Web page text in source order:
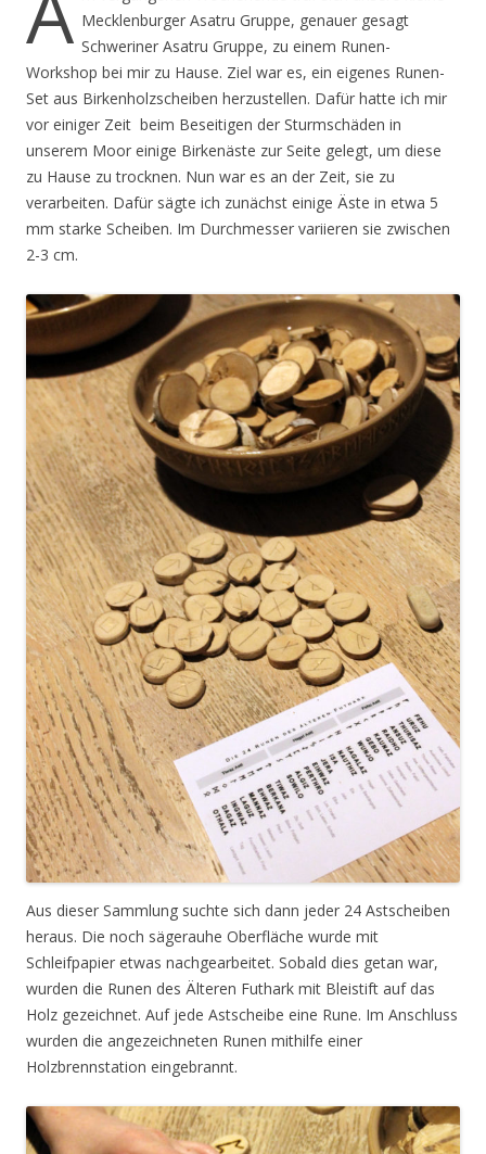
Mecklenburger Asatru Gruppe, genauer gesagt
Schweriner Asatru Gruppe, zu einem Runen-
Workshop bei mir zu Hause. Ziel war es, ein eigenes Runen-
Set aus Birkenholzscheiben herzustellen. Dafür hatte ich mir
vor einiger Zeit beim Beseitigen der Sturmschäden in
unserem Moor einige Birkenäste zur Seite gelegt, um diese
zu Hause zu trocknen. Nun war es an der Zeit, sie zu
verarbeiten. Dafür sägte ich zunächst einige Äste in etwa 5
mm starke Scheiben. Im Durchmesser variieren sie zwischen
2-3 cm.
Aus dieser Sammlung suchte sich dann jeder 24 Astscheiben
heraus. Die noch sägerauhe Oberfläche wurde mit
Schleifpapier etwas nachgearbeitet. Sobald dies getan war,
wurden die Runen des Älteren Futhark mit Bleistift auf das
Holz gezeichnet. Auf jede Astscheibe eine Rune. Im Anschluss
wurden die angezeichneten Runen mithilfe einer
Holzbrennstation eingebrannt.